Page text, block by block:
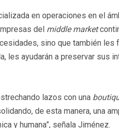
en operaciones en el
del middle market
sino que también les
les ayudarán a preservar sus
lazos con una
de esta manera, una
y humana”, señala Jiménez.